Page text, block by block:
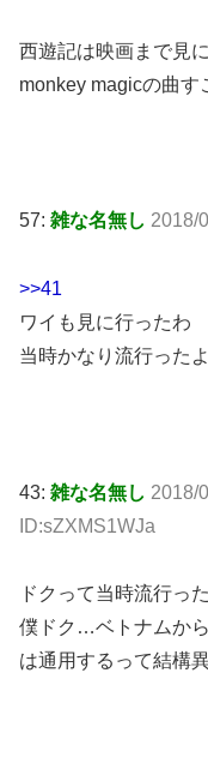
西遊記は映画まで見
monkey magicの曲す
57: 雑な名無し 2018/
>>41
ワイも見に行ったわ
当時かなり流行った
43: 雑な名無し 2018/
ID:sZXMS1WJa
ドクって当時流行っ
僕ドク…ベトナムか
は通用するって結構